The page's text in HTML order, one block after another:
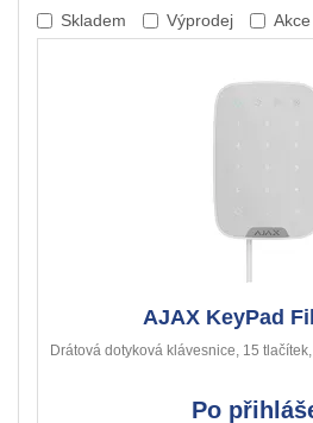
Skladem Výprodej Akce
AJAX KeyPad
Drátová dotyková klávesnice, 15
Po